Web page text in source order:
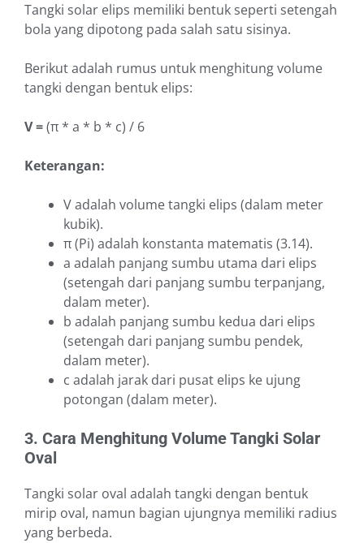
Tangki solar elips memiliki bentuk seperti setengah
bola yang dipotong pada salah satu sisinya.
Berikut adalah rumus untuk menghitung volume
tangki dengan bentuk elips:
V =(π * a * b * c) / 6
Keterangan:
V adalah volume tangki elips (dalam meter
kubik).
π (Pi) adalah konstanta matematis (3.14).
a adalah panjang sumbu utama dari elips
(setengah dari panjang sumbu terpanjang,
dalam meter).
b adalah panjang sumbu kedua dari elips
(setengah dari panjang sumbu pendek,
dalam meter).
c adalah jarak dari pusat elips ke ujung
potongan (dalam meter).
3. Cara Menghitung Volume Tangki Solar
Oval
Tangki solar oval adalah tangki dengan bentuk
mirip oval, namun bagian ujungnya memiliki radius
yang berbeda.